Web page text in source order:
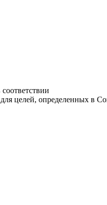
целей, определенных в